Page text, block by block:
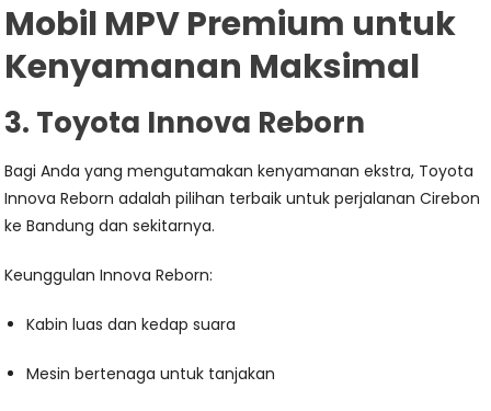
Mobil MPV Premium untuk
Kenyamanan Maksimal
3. Toyota Innova Reborn
Bagi Anda yang mengutamakan kenyamanan ekstra, Toyota
Innova Reborn adalah pilihan terbaik untuk perjalanan Cirebon
ke Bandung dan sekitarnya.
Keunggulan Innova Reborn:
Kabin luas dan kedap suara
Mesin bertenaga untuk tanjakan